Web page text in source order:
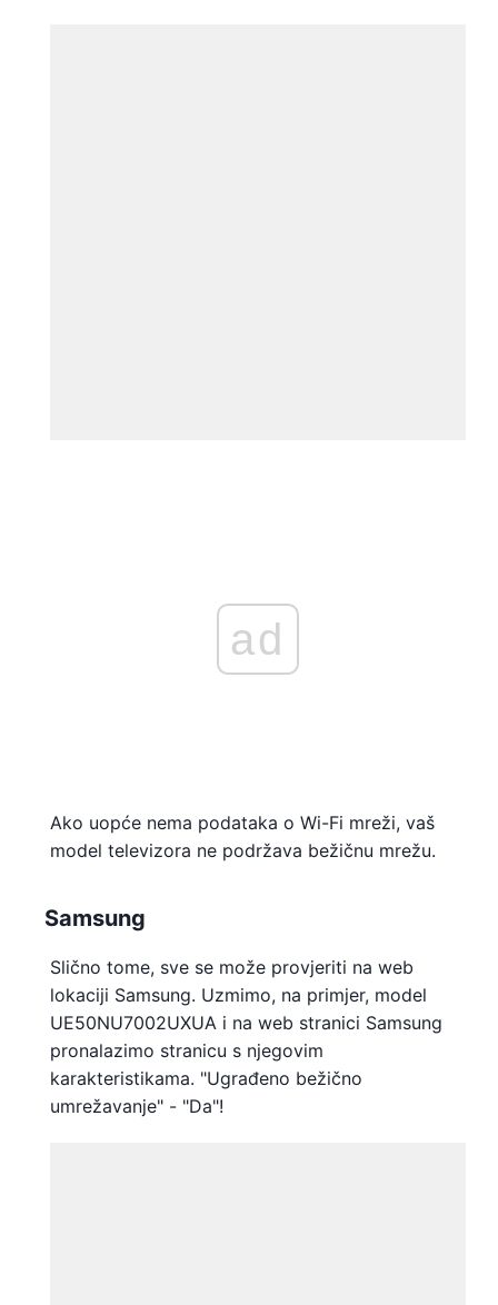
ad
Ako uopće nema podataka o Wi-Fi mreži, vaš
model televizora ne podržava bežičnu mrežu.
Samsung
Slično tome, sve se može provjeriti na web
lokaciji Samsung. Uzmimo, na primjer, model
UE50NU7002UXUA i na web stranici Samsung
pronalazimo stranicu s njegovim
karakteristikama. "Ugrađeno bežično
umrežavanje" - "Da"!